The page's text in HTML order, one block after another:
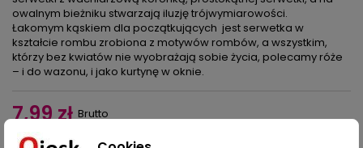
owalnym bieżniku stwarzają iluzję trójwymiarowości.
Łakomym kąskiem dla początkujących jest serwetka w
kształcie rombu zrobiona z motywów rombów, a wszystkim,
którzy bez kwiatów nie wyobrażają sobie życia, polecamy róże
– i do wazonu, i jako kurtynę w oknie.
7,99 zł Brutto